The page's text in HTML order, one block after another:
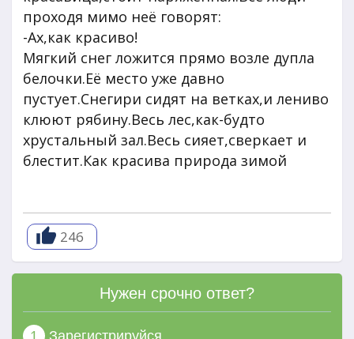
проходя мимо неё говорят:
-Ах,как красиво!
Мягкий снег ложится прямо возле дупла
белочки.Её место уже давно
пустует.Снегири сидят на ветках,и лениво
клюют рябину.Весь лес,как-будто
хрустальный зал.Весь сияет,сверкает и
блестит.Как красива природа зимой
246
Нужен срочно ответ?
1 Зарегистрируйся